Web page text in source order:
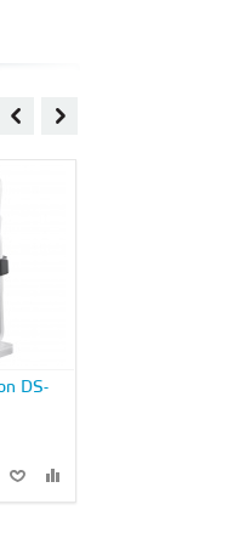
DS-